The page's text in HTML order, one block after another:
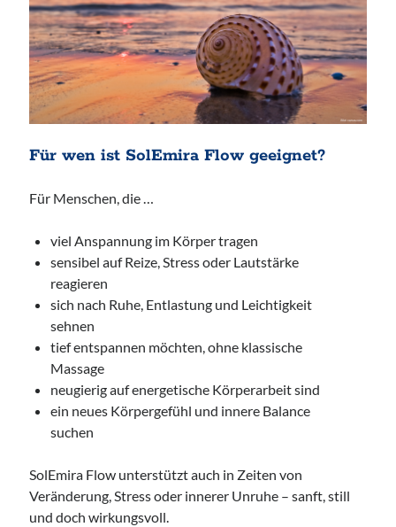
Für wen ist SolEmira Flow geeignet?
Für Menschen, die …
viel Anspannung im Körper tragen
sensibel auf Reize, Stress oder Lautstärke
reagieren
sich nach Ruhe, Entlastung und Leichtigkeit
sehnen
tief entspannen möchten, ohne klassische
Massage
neugierig auf energetische Körperarbeit sind
ein neues Körpergefühl und innere Balance
suchen
SolEmira Flow unterstützt auch in Zeiten von
Veränderung, Stress oder innerer Unruhe – sanft, still
und doch wirkungsvoll.